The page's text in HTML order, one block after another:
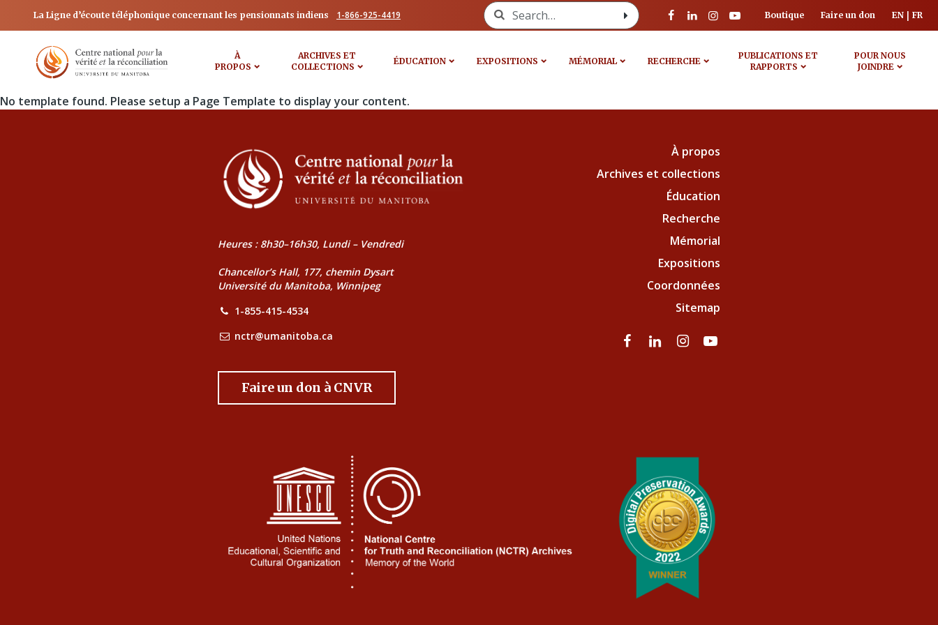
La Ligne d’écoute téléphonique concernant les pensionnats indiens 1-866-925-4419 Search for: Boutique Faire un don EN FR
À
PROPOS
ARCHIVES ET
COLLECTIONS
ÉDUCATION EXPOSITIONS MÉMORIAL RECHERCHE
PUBLICATIONS ET
RAPPORTS
POUR NOUS
JOINDRE
No template found. Please setup a Page Template to display your content.
Heures : 8h30–16h30, Lundi – Vendredi
Chancellor’s Hall, 177, chemin Dysart
Université du Manitoba, Winnipeg
1-855-415-4534
nctr@umanitoba.ca
Faire un don à CNVR
À propos
Archives et collections
Éducation
Recherche
Mémorial
Expositions
Coordonnées
Sitemap